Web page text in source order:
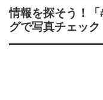
情報を探そう！
グで写真チェック